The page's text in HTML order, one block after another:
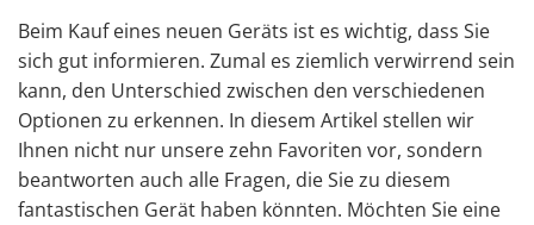
Beim Kauf eines neuen Geräts ist es wichtig, dass Sie
sich gut informieren. Zumal es ziemlich verwirrend sein
kann, den Unterschied zwischen den verschiedenen
Optionen zu erkennen. In diesem Artikel stellen wir
Ihnen nicht nur unsere zehn Favoriten vor, sondern
beantworten auch alle Fragen, die Sie zu diesem
fantastischen Gerät haben könnten. Möchten Sie eine